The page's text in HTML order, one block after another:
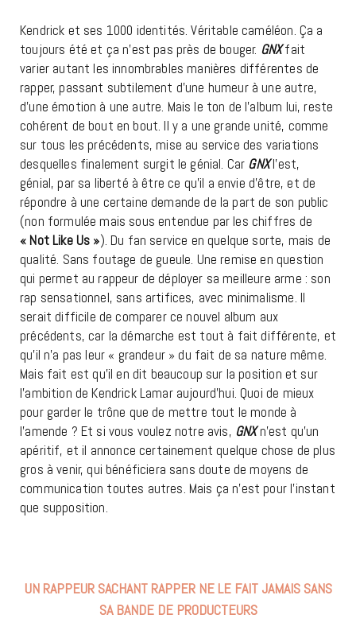
Kendrick et ses 1000 identités. Véritable caméléon. Ça a
toujours été et ça n’est pas près de bouger. GNXfait
varier autant les innombrables manières différentes de
rapper, passant subtilement d’une humeur à une autre,
d’une émotion à une autre. Mais le ton de l’album lui, reste
cohérent de bout en bout. Il y a une grande unité, comme
sur tous les précédents, mise au service des variations
desquelles finalement surgit le génial. Car GNX l’est,
génial, par sa liberté à être ce qu’il a envie d’être, et de
répondre à une certaine demande de la part de son public
(non formulée mais sous entendue par les chiffres de
« Not Like Us »). Du fan service en quelque sorte, mais de
qualité. Sans foutage de gueule. Une remise en question
qui permet au rappeur de déployer sa meilleure arme : son
rap sensationnel, sans artifices, avec minimalisme. Il
serait difficile de comparer ce nouvel album aux
précédents, car la démarche est tout à fait différente, et
qu’il n’a pas leur « grandeur » du fait de sa nature même.
Mais fait est qu’il en dit beaucoup sur la position et sur
l’ambition de Kendrick Lamar aujourd’hui. Quoi de mieux
pour garder le trône que de mettre tout le monde à
l’amende ? Et si vous voulez notre avis, GNXn’est qu’un
apéritif, et il annonce certainement quelque chose de plus
gros à venir, qui bénéficiera sans doute de moyens de
communication toutes autres. Mais ça n’est pour l’instant
que supposition.
UN RAPPEUR SACHANT RAPPER NE LE FAIT JAMAIS SANS
SA BANDE DE PRODUCTEURS